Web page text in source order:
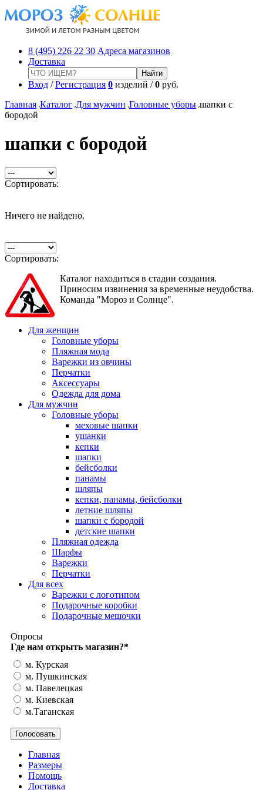
8 (495) 226 22 30 Адреса магазинов
Доставка
Вход /Регистрация 0 изделий /0 руб.
Главная Каталог Для мужчин Головные уборы шапки с
бородой
шапки с бородой
Сортировать:
Ничего не найдено.
Сортировать:
Каталог находиться в стадии создания.
Приносим извинения за временные неудобства.
Команда "Мороз и Солнце".
Для женщин
Головные уборы
Пляжная мода
Варежки из овчины
Перчатки
Аксессуары
Одежда для дома
Для мужчин
Головные уборы
меховые шапки
ушанки
кепки
шапки
бейсболки
панамы
шляпы
кепки, панамы, бейсболки
летние шляпы
шапки с бородой
детские шапки
Пляжная одежда
Шарфы
Варежки
Перчатки
Для всех
Варежки с логотипом
Подарочные коробки
Подарочные мешочки
Опросы
Где нам открыть магазин?*
м. Курская
м. Пушкинская
м. Павелецкая
м. Киевская
м.Таганская
Главная
Размеры
Помощь
Доставка